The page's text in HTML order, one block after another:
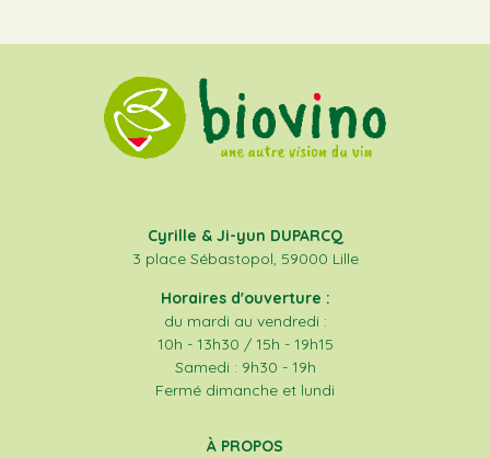
Cyrille & Ji-yun DUPARCQ
3 place Sébastopol, 59000 Lille
Horaires d'ouverture :
du mardi au vendredi :
10h - 13h30 / 15h - 19h15
Samedi : 9h30 - 19h
Fermé dimanche et lundi
À PROPOS